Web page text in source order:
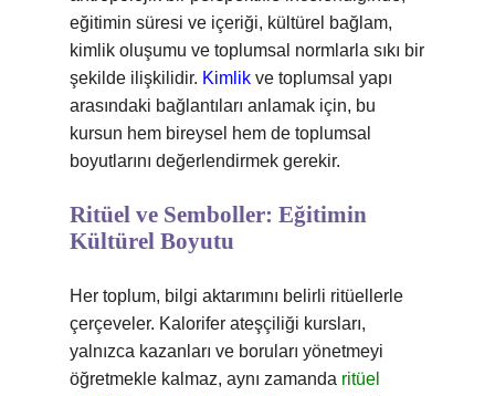
eğitimin süresi ve içeriği, kültürel bağlam,
kimlik oluşumu ve toplumsal normlarla sıkı bir
şekilde ilişkilidir. Kimlik ve toplumsal yapı
arasındaki bağlantıları anlamak için, bu
kursun hem bireysel hem de toplumsal
boyutlarını değerlendirmek gerekir.
Ritüel ve Semboller: Eğitimin
Kültürel Boyutu
Her toplum, bilgi aktarımını belirli ritüellerle
çerçeveler. Kalorifer ateşçiliği kursları,
yalnızca kazanları ve boruları yönetmeyi
öğretmekle kalmaz, aynı zamanda ritüel